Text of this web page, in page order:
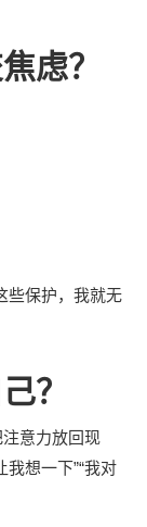
虑？
些保护，我就无
？
意力放回现
想一下”“我对